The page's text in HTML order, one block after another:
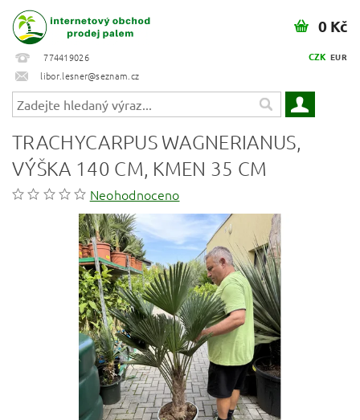
774419026
libor.lesner@seznam.cz
CZK EUR
0 Kč
TRACHYCARPUS WAGNERIANUS,
VÝŠKA 140 CM, KMEN 35 CM
Neohodnoceno